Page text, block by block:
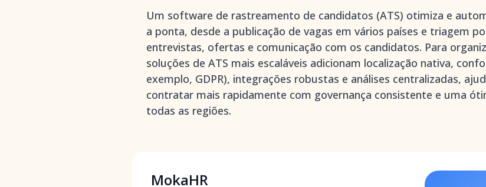
Um software de rastreamento de candidatos (ATS) otimiza e
a ponta, desde a publicação de vagas em vários países e triagem
entrevistas, ofertas e comunicação com os candidatos. Para
soluções de ATS mais escaláveis adicionam localização nativa,
exemplo, GDPR), integrações robustas e análises centralizadas,
contratar mais rapidamente com governança consistente e uma
todas as regiões.
MokaHR